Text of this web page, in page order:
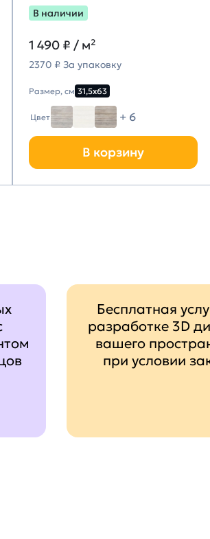
В наличии
1 490 ₽ / м²
2370 ₽ За упаковку
Размер, см 31,5х63
Цвет + 6
В корзину
Бесплатная
разработке 3D
вашего
при условии